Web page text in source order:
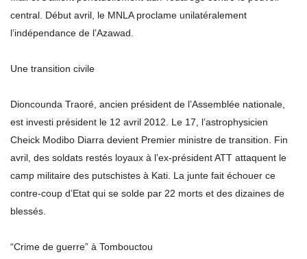
central. Début avril, le MNLA proclame unilatéralement
l’indépendance de l’Azawad.
Une transition civile
Dioncounda Traoré, ancien président de l’Assemblée nationale,
est investi président le 12 avril 2012. Le 17, l’astrophysicien
Cheick Modibo Diarra devient Premier ministre de transition. Fin
avril, des soldats restés loyaux à l’ex-président ATT attaquent le
camp militaire des putschistes à Kati. La junte fait échouer ce
contre-coup d’Etat qui se solde par 22 morts et des dizaines de
blessés.
“Crime de guerre” à Tombouctou